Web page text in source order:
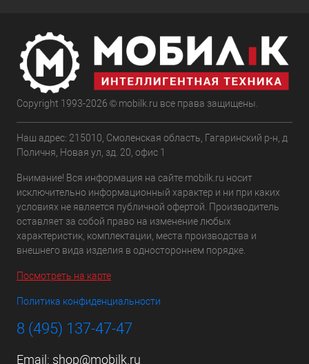
Copyright 1993-2026 © mobilk.ru все права защищены.
Наш адрес: 215010, Смоленская область, Гагаринский р-н, д
Поличня, Новая ул, зд. 20, офис 1
Внимание! Вся информация на сайте mobilk.ru носит
исключительно информационный характер и ни при каких
условиях не является публичной офертой. Производитель
оставляет за собой право на изменение любых
характеристик, комплектации, места производства и
внешнего вида изделия в одностороннем порядке.
Посмотреть на карте
Политика конфиденциальности
8 (495) 137-47-47
Email: shop@mobilk.ru